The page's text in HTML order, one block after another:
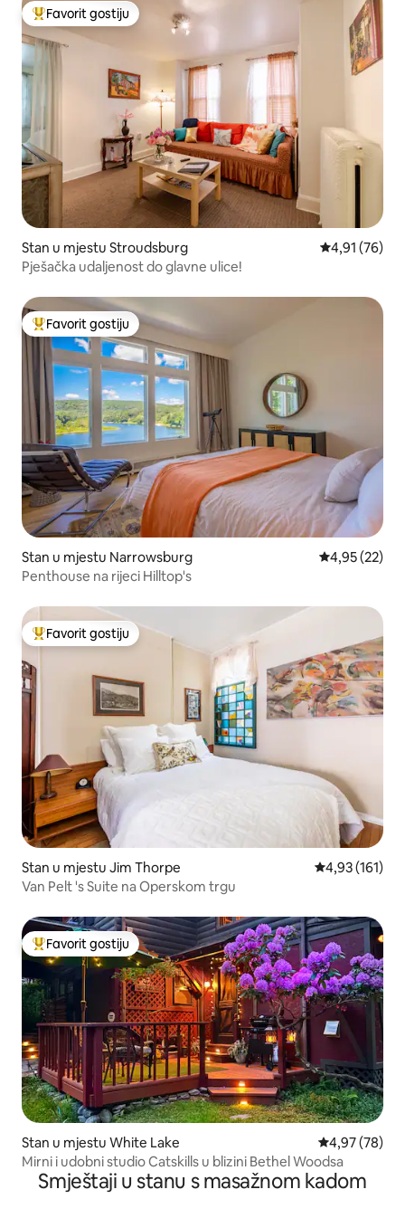
Glavni favorit gostiju
Favorit gostiju
Stan u mjestu Stroudsburg Prosječna
4,91 (76)
Pješačka udaljenost do glavne ulice!
Glavni favorit gostiju
Favorit gostiju
Stan u mjestu Narrowsburg Prosječna
4,95 (22)
Penthouse na rijeci Hilltop's
Glavni favorit gostiju
Favorit gostiju
Stan u mjestu Jim Thorpe Prosječna
4,93 (161)
Van Pelt 's Suite na Operskom trgu
Glavni favorit gostiju
Favorit gostiju
Stan u mjestu White Lake Prosječna
4,97 (78)
Mirni i udobni studio Catskills u blizini Bethel Woodsa
Smještaji u stanu s masažnom kadom